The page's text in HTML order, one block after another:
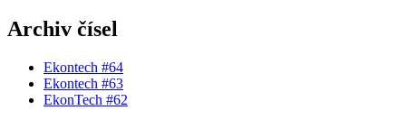
Archiv čísel
Ekontech #64
Ekontech #63
EkonTech #62